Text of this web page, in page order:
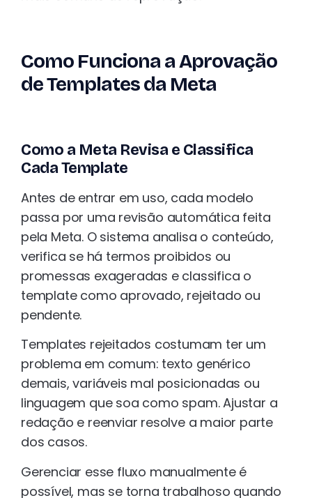
Como Funciona a Aprovação
de Templates da Meta
Como a Meta Revisa e Classifica
Cada Template
Antes de entrar em uso, cada modelo
passa por uma revisão automática feita
pela Meta. O sistema analisa o conteúdo,
verifica se há termos proibidos ou
promessas exageradas e classifica o
template como aprovado, rejeitado ou
pendente.
Templates rejeitados costumam ter um
problema em comum: texto genérico
demais, variáveis mal posicionadas ou
linguagem que soa como spam. Ajustar a
redação e reenviar resolve a maior parte
dos casos.
Gerenciar esse fluxo manualmente é
possível, mas se torna trabalhoso quando